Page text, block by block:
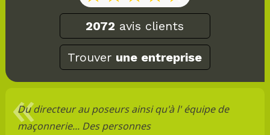
2072 avis clients
Trouver une entreprise
Du directeur au poseurs ainsi qu'à l' équipe de
maçonnerie... Des personnes